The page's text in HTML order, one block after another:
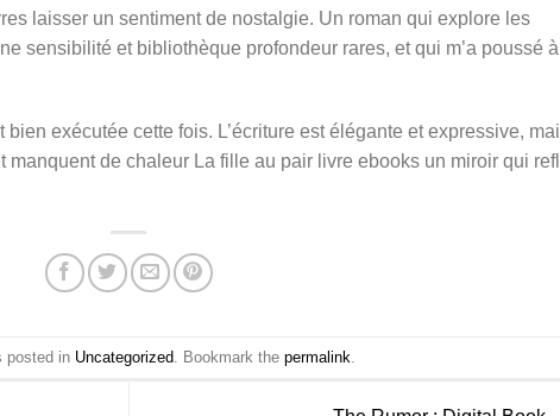
laisser un sentiment de nostalgie. Un roman qui explore les
sensibilité et bibliothèque profondeur rares, et qui m’a poussé à
bien exécutée cette fois. L’écriture est élégante et expressive,
manquent de chaleur La fille au pair livre ebooks un miroir qui
posted in Uncategorized . Bookmark thepermalink